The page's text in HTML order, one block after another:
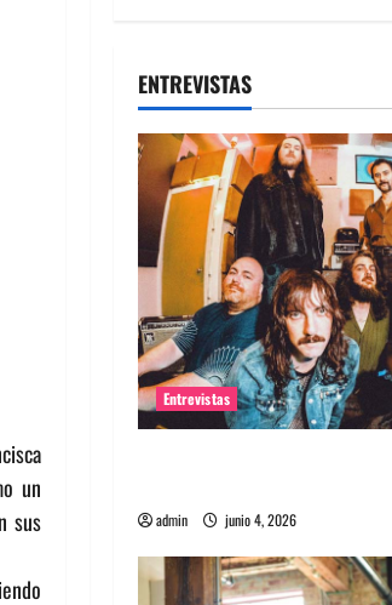
un
sus
ENTREVISTAS
Entrevistas
admin junio 4, 2026